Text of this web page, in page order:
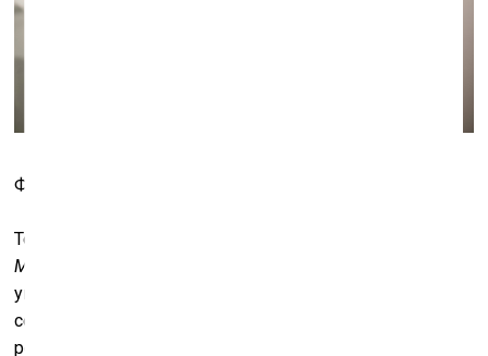
Фото: Кристине Мадьяре
Те, у кого в гардеробе есть один из нарядов от
MAREUNROL'S
упомянутым аспектом углублённости они скрывают в
себе также нечто похожее на чистую истинность
ребенка, неподдельный момент случайности. Потому